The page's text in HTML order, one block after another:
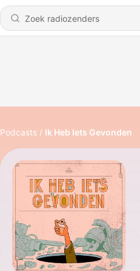
Podcasts Ik Heb Iets Gevonden